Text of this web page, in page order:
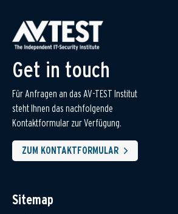
Get in touch
Für Anfragen an das AV-TEST Institut
steht Ihnen das nachfolgende
Kontaktformular zur Verfügung.
ZUM KONTAKTFORMULAR
Sitemap